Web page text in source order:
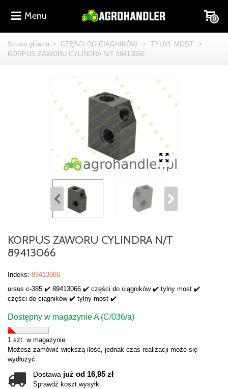
Menu 0
Strona główna > CZĘŚCI DO CIĄGNIKÓW > TYLNY MOST
>
KORPUS ZAWORU CYLINDRA N/T 89413066
KORPUS ZAWORU CYLINDRA N/T
89413066
Indeks: 89413066
ursus c-385 ✔️ 89413066 ✔️ części do ciągników ✔️ tylny most ✔️
części do ciągników ✔️ tylny most ✔️
Dostępny w magazynie A (C/036/a)
1 szt. w magazynie.
Możesz zamówić większą ilość, jednak czas realizacji może się
wydłużyć.
Dostawa już od 16,95 zł
Sprawdź koszt wysyłki